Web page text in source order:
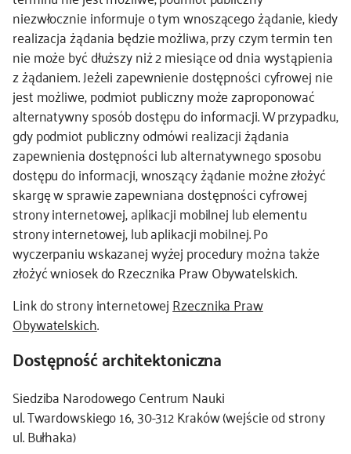
niezwłocznie informuje o tym wnoszącego żądanie, kiedy
realizacja żądania będzie możliwa, przy czym termin ten
nie może być dłuższy niż 2 miesiące od dnia wystąpienia
z żądaniem. Jeżeli zapewnienie dostępności cyfrowej nie
jest możliwe, podmiot publiczny może zaproponować
alternatywny sposób dostępu do informacji. W przypadku,
gdy podmiot publiczny odmówi realizacji żądania
zapewnienia dostępności lub alternatywnego sposobu
dostępu do informacji, wnoszący żądanie możne złożyć
skargę w sprawie zapewniana dostępności cyfrowej
strony internetowej, aplikacji mobilnej lub elementu
strony internetowej, lub aplikacji mobilnej. Po
wyczerpaniu wskazanej wyżej procedury można także
złożyć wniosek do Rzecznika Praw Obywatelskich.
Link do strony internetowejRzecznika Praw
Obywatelskich.
Dostępność architektoniczna
Siedziba Narodowego Centrum Nauki
ul. Twardowskiego 16, 30-312 Kraków (wejście od strony
ul. Bułhaka)